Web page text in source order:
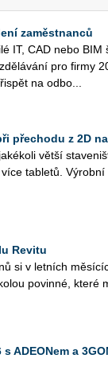
zaměstnanců
IT, CAD nebo BIM
pro firmy
na od­bo...
přechodu z 2D
větší
table­tů.
Revitu
si v let­ních
po­vin­né, které
ADEONem a